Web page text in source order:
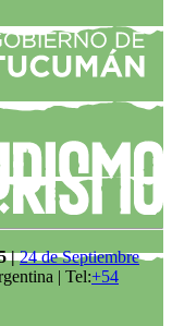
|24 de Septiembre
| Tel:+54